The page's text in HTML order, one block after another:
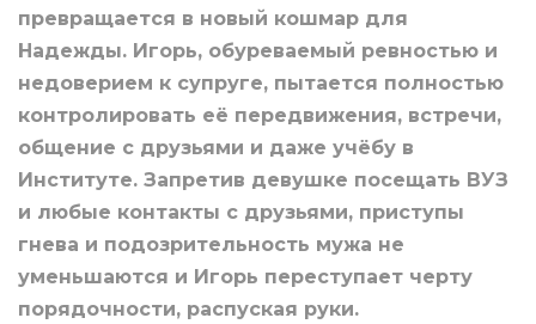
превращается в новый кошмар для
Надежды. Игорь, обуреваемый ревностью и
недоверием к супруге, пытается полностью
контролировать её передвижения, встречи,
общение с друзьями и даже учёбу в
Институте. Запретив девушке посещать ВУЗ
и любые контакты с друзьями, приступы
гнева и подозрительность мужа не
уменьшаются и Игорь переступает черту
порядочности, распуская руки.